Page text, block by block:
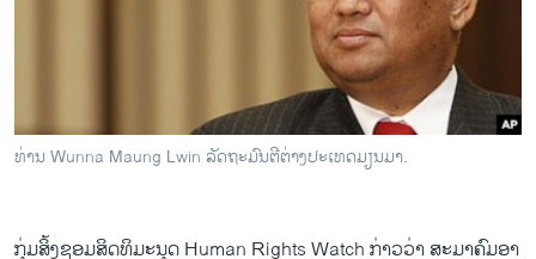
ວີດີໂອ
ຕິດຕາມພວກເຮົາ ທີ່
ທ່ານ Wunna Maung Lwin ລັດຖະມົນຕີຕ່າງປະເທດມຽນມາ.
ກຸ່ມ​ສິ້ງ​ຊອມ​ສິດທິ​ມະນຸດ Human Rights Watch ກ່າວ​ວ່າ ສະມາຄົມອາ​